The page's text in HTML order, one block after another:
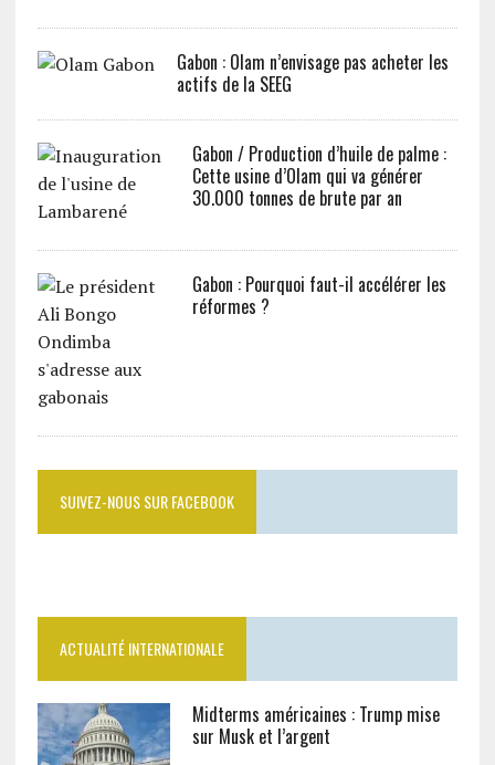
Gabon : Olam n’envisage pas acheter les
actifs de la SEEG
Gabon / Production d’huile de palme :
Cette usine d’Olam qui va générer
30.000 tonnes de brute par an
Gabon : Pourquoi faut-il accélérer les
réformes ?
SUIVEZ-NOUS SUR FACEBOOK
ACTUALITÉ INTERNATIONALE
Midterms américaines : Trump mise
sur Musk et l’argent